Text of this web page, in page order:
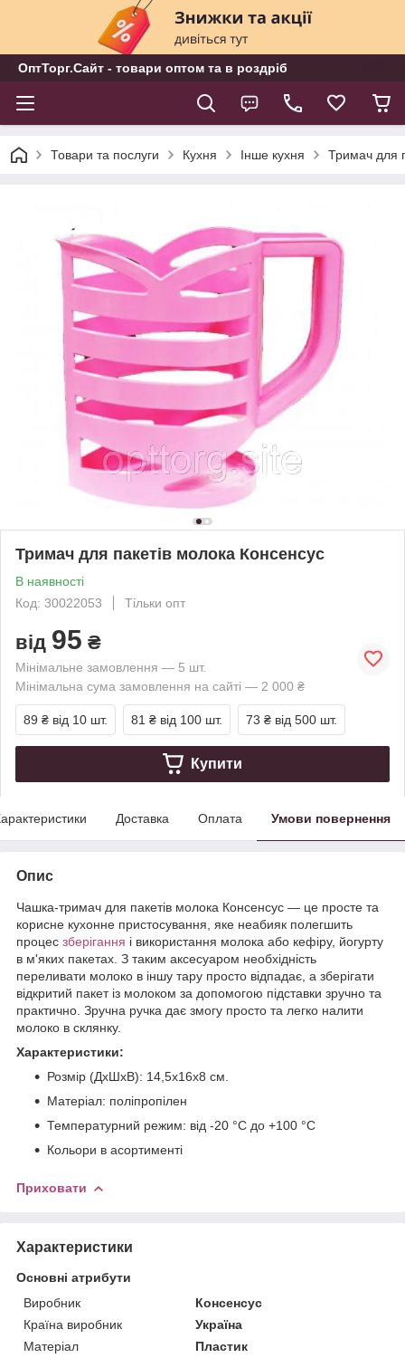
ОптТорг.Сайт - товари оптом та в роздріб
Товари та послуги Кухня Інше кухня Тримач для
Тримач для пакетів молока Консенсус
В наявності
Код: 30022053
Тільки опт
від 95 ₴
Мінімальне замовлення — 5 шт.
Мінімальна сума замовлення на сайті — 2 000 ₴
89 ₴ від 10 шт. 81 ₴ від 100 шт. 73 ₴ від 500 шт.
Купити
Доставка Оплата Умови повернення
Опис
Чашка-тримач для пакетів молока Консенсус — це просте та
корисне кухонне пристосування, яке неабияк полегшить
процес зберігання і використання молока або кефіру, йогурту
в м'яких пакетах. З таким аксесуаром необхідність
переливати молоко в іншу тару просто відпадає, а зберігати
відкритий пакет із молоком за допомогою підставки зручно та
практично. Зручна ручка дає змогу просто та легко налити
молоко в склянку.
Характеристики:
Розмір (ДхШхВ): 14,5х16х8 см.
Матеріал: поліпропілен
Температурний режим: від -20 °C до +100 °C
Кольори в асортименті
Приховати
Характеристики
Основні атрибути
Виробник
Консенсус
Країна виробник
Україна
Матеріал
Пластик